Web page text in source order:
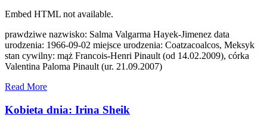
Embed HTML not available.
prawdziwe nazwisko: Salma Valgarma Hayek-Jimenez data
urodzenia: 1966-09-02 miejsce urodzenia: Coatzacoalcos, Meksyk
stan cywilny: mąż Francois-Henri Pinault (od 14.02.2009), córka
Valentina Paloma Pinault (ur. 21.09.2007)
Read More
Kobieta dnia: Irina Sheik